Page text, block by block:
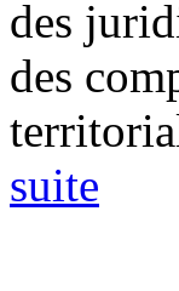
des
des
suite